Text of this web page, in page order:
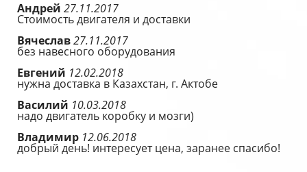
Андрей 27.11.2017
Стоимость двигателя и доставки
Вячеслав27.11.2017
без навесного оборудования
Евгений 12.02.2018
нужна доставка в Казахстан, г. Актобе
Василий 10.03.2018
надо двигатель коробку и мозги)
Владимир 12.06.2018
добрый день! интересует цена, заранее спасибо!